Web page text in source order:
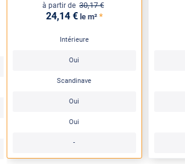
à partir de 30,17 €
24,14 € le m² *
Intérieure
Oui
Scandinave
Oui
Oui
-